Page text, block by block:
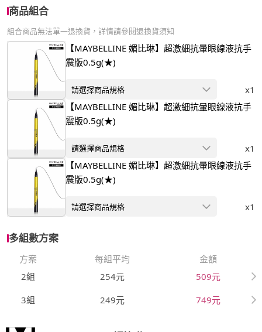
商品組合
組合商品無法單一退換貨，詳情請參閱退換貨須知
【MAYBELLINE 媚比琳】超激細抗暈眼線液抗手
震版0.5g(★)
請選擇商品規格
x1
【MAYBELLINE 媚比琳】超激細抗暈眼線液抗手
震版0.5g(★)
請選擇商品規格
x1
【MAYBELLINE 媚比琳】超激細抗暈眼線液抗手
震版0.5g(★)
請選擇商品規格 x1
多組數方案
方案 每組平均
金額
2組
254元
509元
3組
249元 749元